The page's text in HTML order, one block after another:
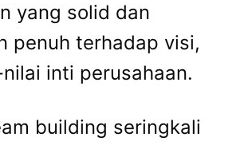
yang solid dan
penuh terhadap visi,
inti perusahaan.
building seringkali